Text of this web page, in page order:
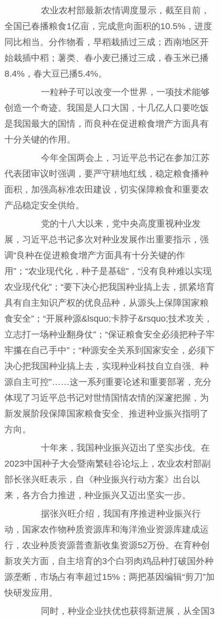
农业农村部最新农情调度显示，截至目前，
全国已春播粮食1亿亩，完成意向面积的10.5%，进度
同比相当。分作物看，早稻栽插过三成；西南地区开
始栽插中稻；薯类、春小麦已播过三成，春玉米已播
8.4%，春大豆已播5.4%。
一粒种子可以改变一个世界，一项技术能够
创造一个奇迹。我国是人口大国，十几亿人口要吃饭
是我国最大的国情，而良种在促进粮食增产方面具有
十分关键的作用。
今年全国两会上，习近平总书记在参加江苏
代表团审议时强调，要严守耕地红线，稳定粮食播种
面积，加强高标准农田建设，切实保障粮食和重要农
产品稳定安全供给。
党的十八大以来，党中央高度重视种业发
展，习近平总书记多次对种业发展作出重要指示，强
调“良种在促进粮食增产方面具有十分关键的作
用”；“农业现代化，种子是基础”，“没有良种难以实现
农业现代化”；“要下决心把我国种业搞上去，抓紧培育
具有自主知识产权的优良品种，从源头上保障国家粮
食安全”；“开展种源&lsquo;卡脖子&rsquo;技术攻关，
立志打一场种业翻身仗”；“保证粮食安全必须把种子牢
牢攥在自己手中”；“种源安全关系到国家安全，必须下
决心把我国种业搞上去，实现种业科技自立自强、种
源自主可控”……这一系列重要论述和重要部署，充分
体现了习近平总书记对世情国情农情的深邃把握，为
新发展阶段保障国家粮食安全、推进种业振兴指明了
方向。
十年来，我国种业振兴迈出了坚实步伐。在
2023中国种子大会暨南繁硅谷论坛上，农业农村部副
部长张兴旺表示，自《种业振兴行动方案》出台以
来，各方合力推进，种业振兴又迈出坚实一步。
据张兴旺介绍，我国有序推进种业振兴行
动，国家农作物种质资源库和海洋渔业资源库建成运
行，农业种质资源普查新收集资源52万份。在育种创
新攻关方面，自主培育的3个白羽肉鸡品种打破国外种
源垄断，市场占有率超过15%；两把基因编辑“剪刀”加
快研发应用。
同时，种业企业扶优也获得新进展，从全国3